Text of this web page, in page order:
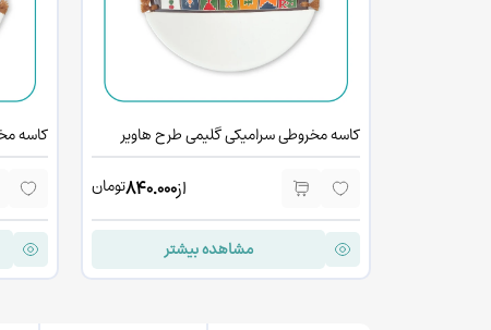
کاسه مخروطی سرامیکی گلیمی طرح هاویر
از840.000تومان
مشاهده بیشتر
کاسه